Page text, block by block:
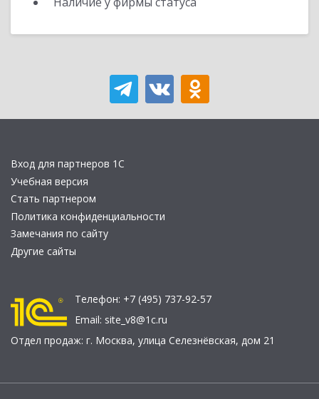
Вход для партнеров 1С
Учебная версия
Стать партнером
Политика конфиденциальности
Замечания по сайту
Другие сайты
Телефон: +7 (495) 737-92-57
Email: site_v8@1c.ru
Отдел продаж: г. Москва, улица Селезнёвская, дом 21